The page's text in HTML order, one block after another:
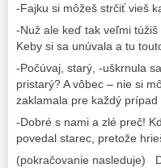
-Fajku si môžeš strčiť vieš
-Nuž ale keď tak veľmi
Keby si sa unúvala a tu
-Počúvaj, starý, -uškrnula
pristarý? A vôbec – nie si
zaklamala pre každý
-Dobré s nami a zlé preč!
povedal starec, pretože
(pokračovanie nasleduje)